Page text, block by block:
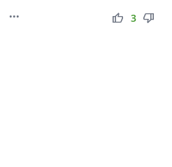
••• thumb_up thumb_down
3